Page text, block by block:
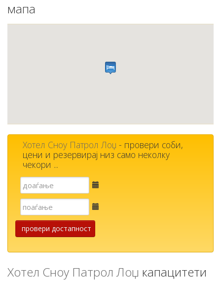
мапа
Хотел Сноу Патрол Лоџ - провери соби,
цени и резервирај низ само неколку
чекори ...
Е-
пошта
Е-
пошта
провери достапност
Хотел Сноу Патрол Лоџ капацитети